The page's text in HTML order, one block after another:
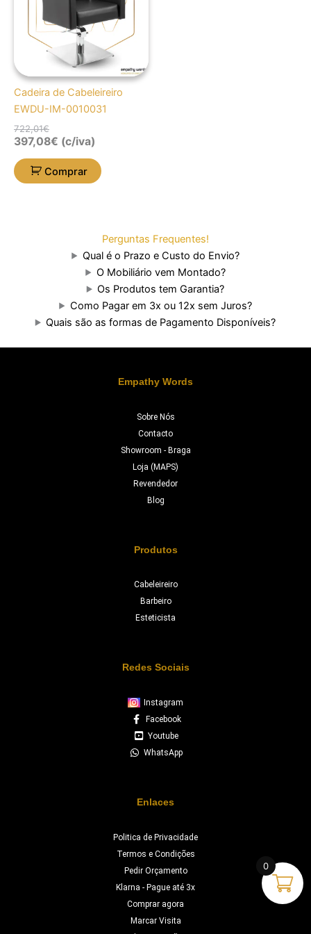
Cadeira de Cabeleireiro
EWDU-IM-0010031
722,01€
397,08€ (c/iva)
Comprar
Perguntas Frequentes!
Qual é o Prazo e Custo do Envio?
O Mobiliário vem Montado?
Os Produtos tem Garantia?
Como Pagar em 3x ou 12x sem Juros?
Quais são as formas de Pagamento Disponíveis?
Empathy Words
Sobre Nós
Contacto
Showroom - Braga
Loja (MAPS)
Revendedor
Blog
Produtos
Cabeleireiro
Barbeiro
Esteticista
Redes Sociais
Instagram
Facebook
Youtube
WhatsApp
Enlaces
Politica de Privacidade
Termos e Condições
Pedir Orçamento
Klarna - Pague até 3x
Comprar agora
Marcar Visita
0